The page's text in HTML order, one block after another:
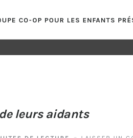
CO-OP POUR LES ENFANTS
leurs aidants